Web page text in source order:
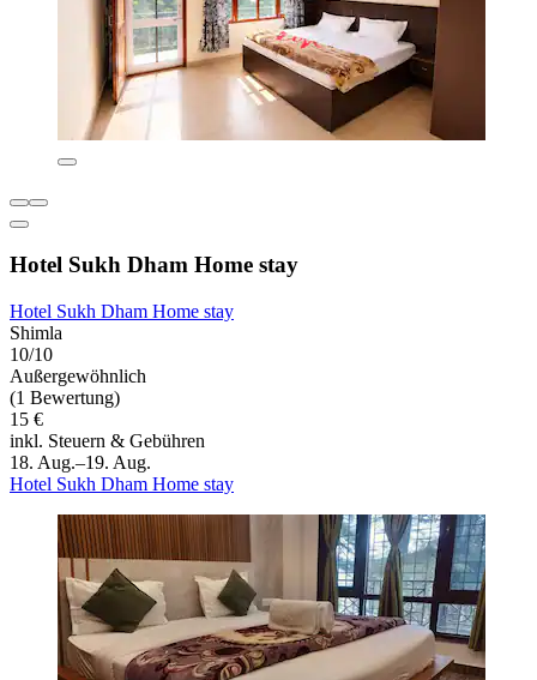
Hotel Sukh Dham Home stay
Hotel Sukh Dham Home stay
Shimla
10/10
Außergewöhnlich
(1 Bewertung)
15 €
inkl. Steuern & Gebühren
18. Aug.–19. Aug.
Hotel Sukh Dham Home stay